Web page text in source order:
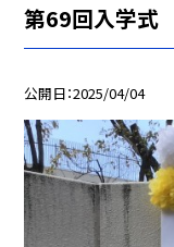
第69回入学式
公開日 2025/04/04